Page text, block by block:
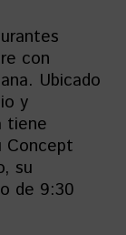
con
Ubicado
y
tiene
Concept
su
de 9:30